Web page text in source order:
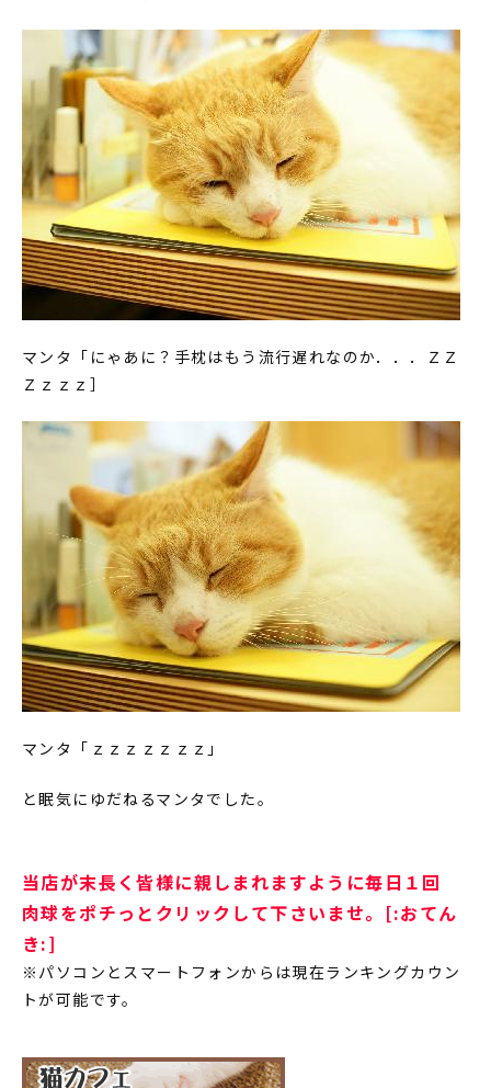
マンタ「にゃあに？手枕はもう流行遅れなのか．．．ＺＺ
Ｚｚｚｚ］
マンタ「ｚｚｚｚｚｚｚ」
と眠気にゆだねるマンタでした。
当店が末長く皆様に親しまれますように毎日１回
肉球をポチっとクリックして下さいませ。[:おてん
き:]
※パソコンとスマートフォンからは現在ランキングカウン
トが可能です。